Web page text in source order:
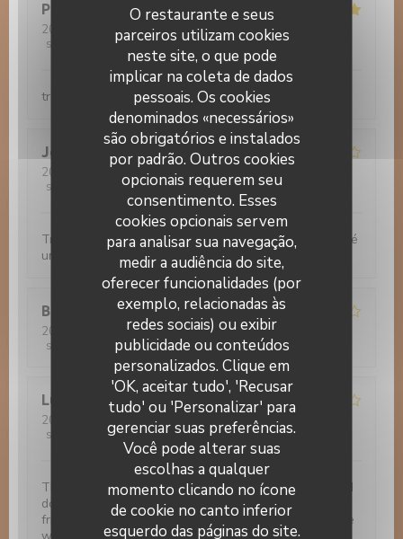
O restaurante e seus
parceiros utilizam cookies
neste site, o que pode
implicar na coleta de dados
pessoais. Os cookies
denominados «necessários»
são obrigatórios e instalados
por padrão. Outros cookies
opcionais requerem seu
consentimento. Esses
cookies opcionais servem
para analisar sua navegação,
medir a audiência do site,
oferecer funcionalidades (por
exemplo, relacionadas às
redes sociais) ou exibir
publicidade ou conteúdos
personalizados. Clique em
'OK, aceitar tudo', 'Recusar
tudo' ou 'Personalizar' para
gerenciar suas preferências.
Você pode alterar suas
escolhas a qualquer
momento clicando no ícone
de cookie no canto inferior
esquerdo das páginas do site.
Patrice
2022-12-06
- 20:00 - guests 2
service
ambience: 5 /5 menu:5 /5 quality_price
très bien 0 default
Jocelyne
2022-11-30 - 20:00 - guests 3
service
ambience :4/5 menu: 4/5 quality_price
Très bon accueil. Bonnes nourriture. Nous avons passé
un bon moment
Bruno
2022-11-29
- 20:00 - guests 3
service
ambience:3/5 menu: 5/5 quality_price
Luis
2022-11-28
- 21:45 - guests 1
service
/5 ambience: 1/5 menu : 1/5 quality_price
The photos are misleading. The food is very basic and
does not worth the visit. Although the staff is very
friendly, I've asked half a bottle and I'm pretty sure the
Le 14 Juillet